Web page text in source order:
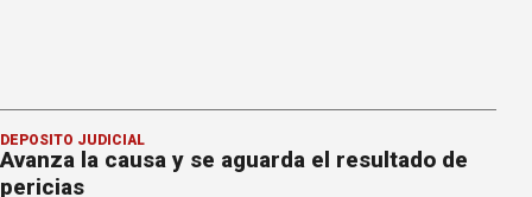
DEPÓSITO JUDICIAL
Avanza la causa y se aguarda el resultado de
pericias